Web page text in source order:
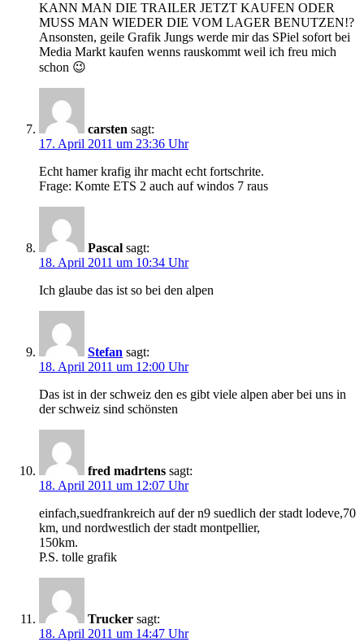
KANN MAN DIE TRAILER JETZT KAUFEN ODER
MUSS MAN WIEDER DIE VOM LAGER BENUTZEN!?
Ansonsten, geile Grafik Jungs werde mir das SPiel sofort bei
Media Markt kaufen wenns rauskommt weil ich freu mich
schon 😉
carsten sagt:
17. April 2011 um 23:36 Uhr
Echt hamer krafig ihr macht echt fortschrite.
Frage: Komte ETS 2 auch auf windos 7 raus
Pascal sagt:
18. April 2011 um 10:34 Uhr
Ich glaube das ist so bei den alpen
Stefan sagt:
18. April 2011 um 12:00 Uhr
Das ist in der schweiz den es gibt viele alpen aber bei uns in
der schweiz sind schönsten
fred madrtens sagt:
18. April 2011 um 12:07 Uhr
einfach,suedfrankreich auf der n9 suedlich der stadt lodeve,70
km, und nordwestlich der stadt montpellier,
150km.
P.S. tolle grafik
Trucker sagt:
18. April 2011 um 14:47 Uhr